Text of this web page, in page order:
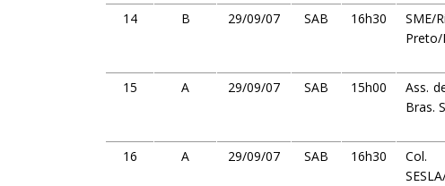
14
B 29/09/07 SAB 16h30
SME/
Preto/
15
A 29/09/07 SAB 15h00
Ass.
Bras.
16
A 29/09/07 SAB 16h30
Col.